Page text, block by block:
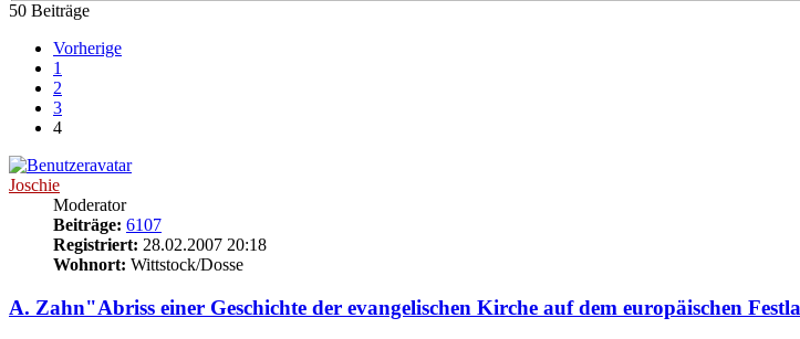
50 Beiträge
Vorherige
1
2
3
4
Joschie
Moderator
Beiträge: 6107
Registriert: 28.02.2007 20:18
Wohnort: Wittstock/Dosse
A. Zahn"Abriss einer Geschichte der evangelischen Kirche auf dem europäischen